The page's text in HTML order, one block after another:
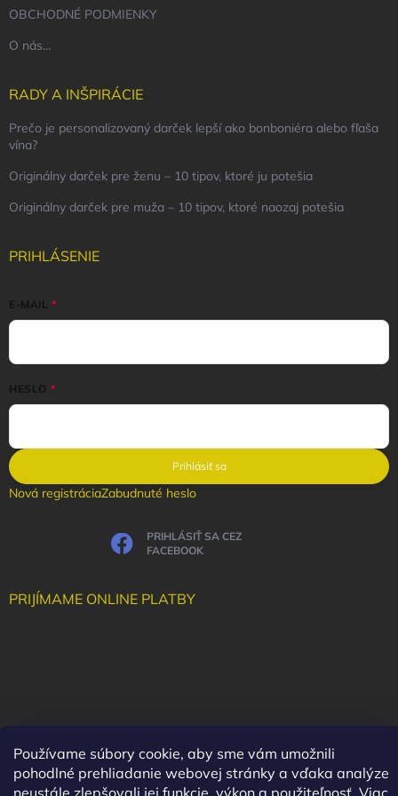
Používame súbory cookie, aby sme vám umožnili
pohodlné prehliadanie webovej stránky a vďaka analýze
neustále zlepšovali jej funkcie, výkon a použiteľnosť. Viac
OBCHODNÉ PODMIENKY
O nás...
RADY A INŠPIRÁCIE
Prečo je personalizovaný darček lepší ako bonboniéra alebo fľaša
vína?
Originálny darček pre ženu – 10 tipov, ktoré ju potešia
Originálny darček pre muža – 10 tipov, ktoré naozaj potešia
PRIHLÁSENIE
E-MAIL
HESLO
Prihlásiť sa
Nová registráciaZabudnuté heslo
PRIHLÁSIŤ SA CEZ
FACEBOOK
PRIJÍMAME ONLINE PLATBY